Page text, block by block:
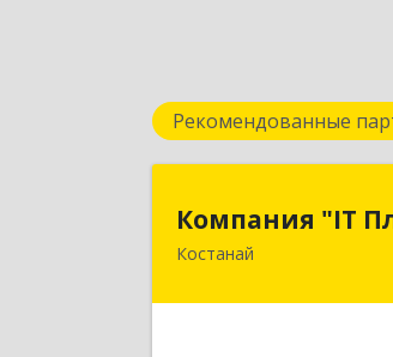
Рекомендованные
Компания "IT
Костанай